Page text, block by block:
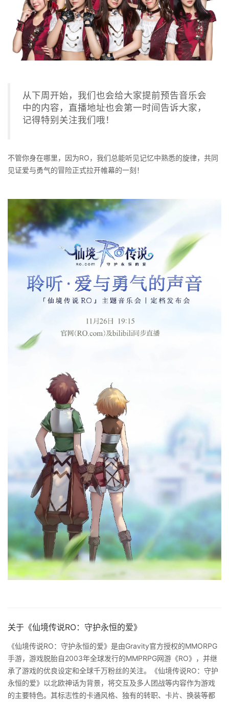
从下周开始，我们也会给大家提前预告音乐会
中的内容，直播地址也会第一时间告诉大家，
记得特别关注我们哦！
不管你身在哪里，因为RO，我们总能听见记忆中熟悉的旋律，共同
见证爱与勇气的冒险正式拉开帷幕的一刻！
关于《仙境传说RO：守护永恒的爱》
《仙境传说RO：守护永恒的爱》是由Gravity官方授权的MMORPG
手游，游戏脱胎自2003年全球发行的MMPRPG网游《RO》，并继
承了游戏的优良设定和全球千万粉丝的关注。《仙境传说RO：守护
永恒的爱》以北欧神话为背景，将交互及多人团战等内容作为游戏
的主要特色。其标志性的卡通风格、独有的转职、卡片、换装等都